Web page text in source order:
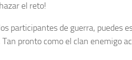
el reto!
participantes de guerra, puedes
Tan pronto como el clan enemigo